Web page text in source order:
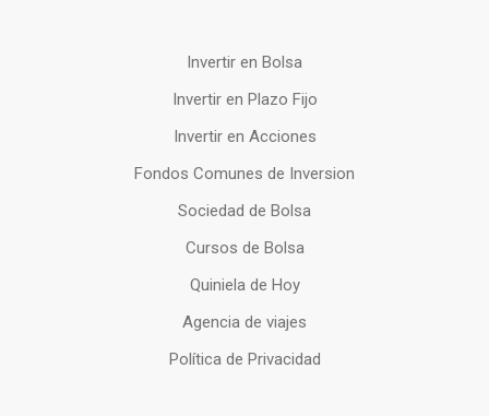
Invertir en Bolsa
Invertir en Plazo Fijo
Invertir en Acciones
Fondos Comunes de Inversion
Sociedad de Bolsa
Cursos de Bolsa
Quiniela de Hoy
Agencia de viajes
Política de Privacidad